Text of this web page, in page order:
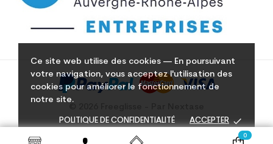
Ce site web utilise des cookies — En poursuivant
votre navigation, vous acceptez l'utilisation des
cookies pour améliorer le fonctionnement de
notre site.
POLITIQUE DE CONFIDENTIALITÉ ACCEPTER done
0